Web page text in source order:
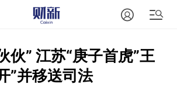
伙” 江苏“庚子首虎”王
”并移送司法